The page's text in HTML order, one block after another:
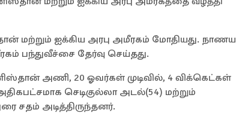
மற்றும் ஐக்கிய அரபு அமீரகம் மோதியது. நாணய
பந்துவீச்சை தேர்வு செய்தது.
அணி, 20 ஓவர்கள் முடிவில், 4 விக்கெட்கள்
செடிகுல்லா அடல்(54) மற்றும்
சதம் அடித்திருந்தனர்.